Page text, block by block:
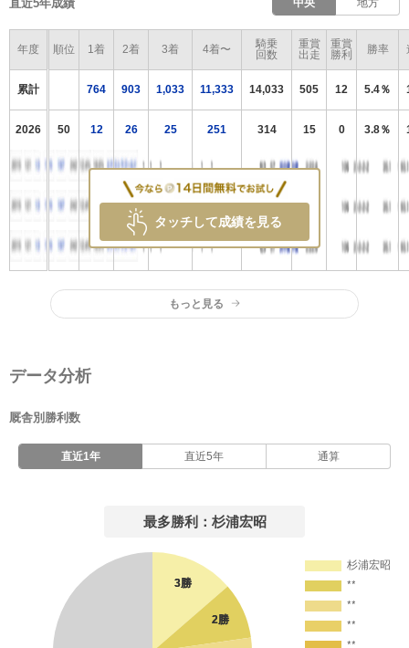
直近5年成績
年度
累計
2026
順位 1着 2着 3着 4着〜
騎乗
回数
重賞
出走
重賞
勝利
勝率
764 903 1,033 11,333 14,033 505 12 5.4％
50 12 26 25 251 314 15 0 3.8％
タッチして成績を見る
もっと見る
データ分析
厩舎別勝利数
直近1年 直近5年 通算
最多勝利：杉浦宏昭